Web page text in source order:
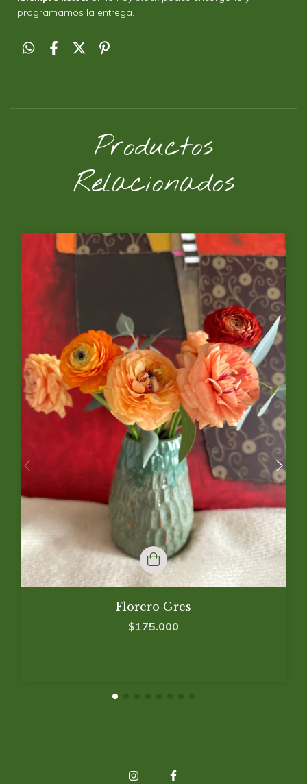
programamos la entrega.
Productos
Relacionados
Florero Gres
$175.000